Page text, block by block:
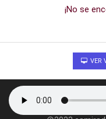
¡No se
VER